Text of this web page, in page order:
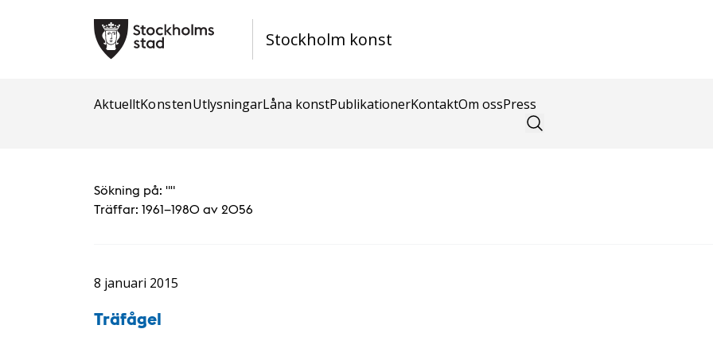
Stockholm konst
AktuelltKonstenUtlysningarLåna konstPublikationerKontaktOm ossPress
Sökning på: ""
Träffar: 1961–1980 av 2056
8 januari 2015
Träfågel